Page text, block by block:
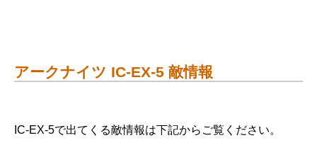
アークナイツ IC-EX-5 敵情報
IC-EX-5で出てくる敵情報は下記からご覧ください。